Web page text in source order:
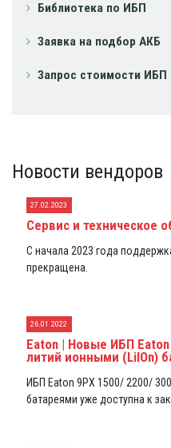
Библиотека по ИБП
Заявка на подбор АКБ
Запрос стоимости ИБП
Новости вендоров
27.02.2023
Сервис и техническое
С начала 2023 года
прекращена.
26.01.2022
Eaton | Новые ИБП Eaton
литий ионными (LiIOn)
ИБП Eaton 9PX 1500/ 2200/
батареями уже доступна к